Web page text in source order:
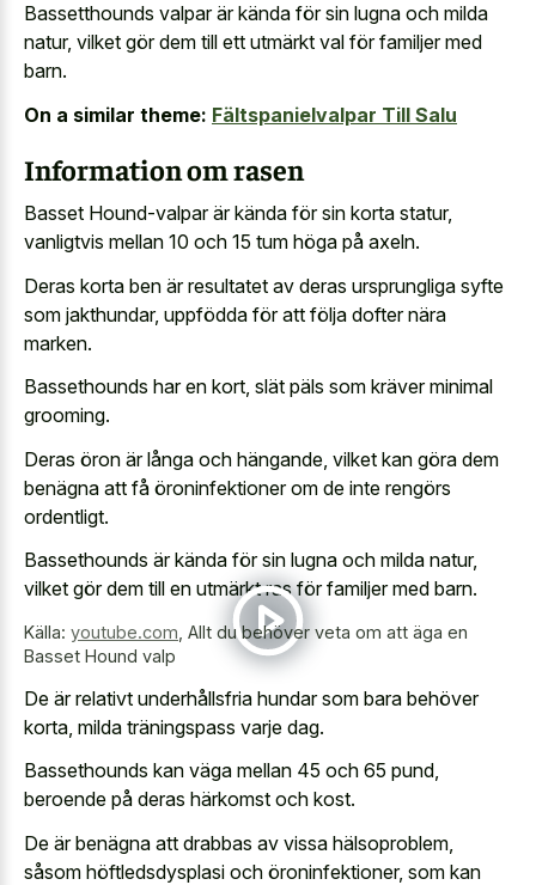
Bassetthounds valpar är kända för sin lugna och milda
natur, vilket gör dem till ett utmärkt val för familjer med
barn.
On a similar theme: Fältspanielvalpar Till Salu
Information om rasen
Basset Hound-valpar är kända för sin korta statur,
vanligtvis mellan 10 och 15 tum höga på axeln.
Deras korta ben är resultatet av deras ursprungliga syfte
som jakthundar, uppfödda för att följa dofter nära
marken.
Bassethounds har en kort, slät päls som kräver minimal
grooming.
Deras öron är långa och hängande, vilket kan göra dem
benägna att få öroninfektioner om de inte rengörs
ordentligt.
Bassethounds är kända för sin lugna och milda natur,
vilket gör dem till en utmärkt ras för familjer med barn.
Källa: youtube.com Allt du behöver veta om att äga en
Basset Hound valp
De är relativt underhållsfria hundar som bara behöver
korta, milda träningspass varje dag.
Bassethounds kan väga mellan 45 och 65 pund,
beroende på deras härkomst och kost.
De är benägna att drabbas av vissa hälsoproblem,
såsom höftledsdysplasi och öroninfektioner, som kan